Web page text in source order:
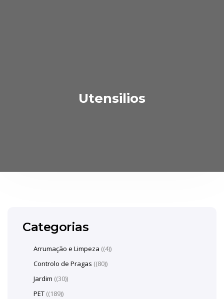
Utensilios
Categorias
Arrumação e Limpeza (4)
Controlo de Pragas (80)
Jardim (30)
PET (189)